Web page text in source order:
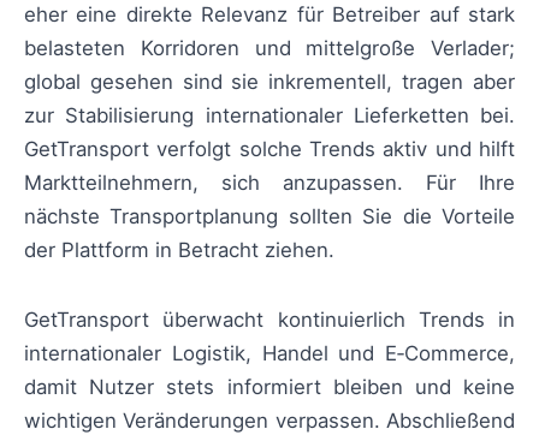
eher eine direkte Relevanz für Betreiber auf stark
belasteten Korridoren und mittelgroße Verlader;
global gesehen sind sie inkrementell, tragen aber
zur Stabilisierung internationaler Lieferketten bei.
GetTransport verfolgt solche Trends aktiv und hilft
Marktteilnehmern, sich anzupassen. Für Ihre
nächste Transportplanung sollten Sie die Vorteile
der Plattform in Betracht ziehen.
GetTransport überwacht kontinuierlich Trends in
internationaler Logistik, Handel und E‑Commerce,
damit Nutzer stets informiert bleiben und keine
wichtigen Veränderungen verpassen. Abschließend